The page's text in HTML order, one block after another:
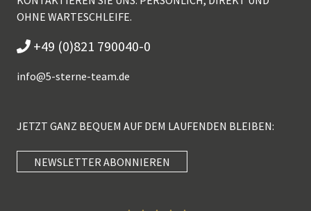
OHNE WARTESCHLEIFE.
+49 (0)821 790040-0
info@5-sterne-team.de
JETZT GANZ BEQUEM AUF DEM LAUFENDEN BLEIBEN:
NEWSLETTER ABONNIEREN